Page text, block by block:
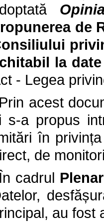
de
la
- Legea
Prin acest
s-a propus
în
de
În cadrul
au fost